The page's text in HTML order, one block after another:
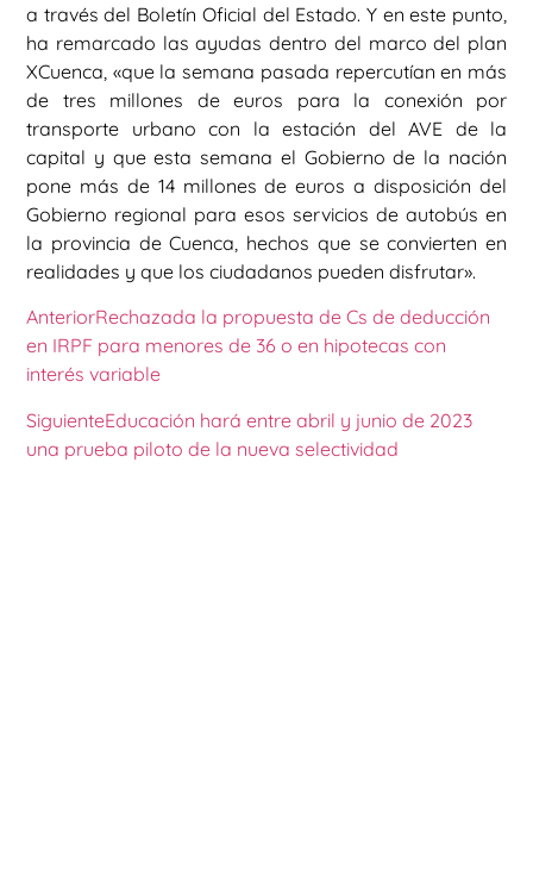
a través del Boletín Oficial del Estado. Y en este punto,
ha remarcado las ayudas dentro del marco del plan
XCuenca, «que la semana pasada repercutían en más
de tres millones de euros para la conexión por
transporte urbano con la estación del AVE de la
capital y que esta semana el Gobierno de la nación
pone más de 14 millones de euros a disposición del
Gobierno regional para esos servicios de autobús en
la provincia de Cuenca, hechos que se convierten en
realidades y que los ciudadanos pueden disfrutar».
AnteriorRechazada la propuesta de Cs de deducción
en IRPF para menores de 36 o en hipotecas con
interés variable
SiguienteEducación hará entre abril y junio de 2023
una prueba piloto de la nueva selectividad